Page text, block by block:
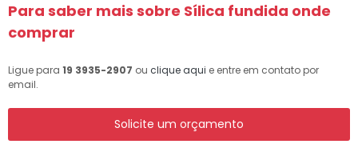
Para saber mais sobre Sílica fundida onde
comprar
Ligue para 19 3935-2907 ou clique aqui e entre em contato por
email.
Solicite um orçamento